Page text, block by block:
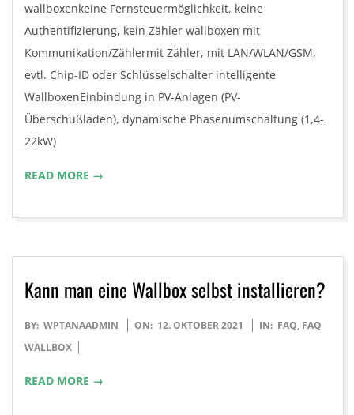
wallboxenkeine Fernsteuermöglichkeit, keine
Authentifizierung, kein Zähler wallboxen mit
Kommunikation/Zählermit Zähler, mit LAN/WLAN/GSM,
evtl. Chip-ID oder Schlüsselschalter intelligente
WallboxenEinbindung in PV-Anlagen (PV-
Überschußladen), dynamische Phasenumschaltung (1,4-
22kW)
READ MORE →
Kann man eine Wallbox selbst installieren?
2021-
10-
BY: WPTANAADMIN ON: 12. OKTOBER 2021 IN: FAQ, FAQ
WALLBOX
READ MORE →